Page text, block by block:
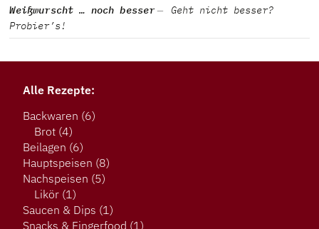
Weißwurscht … noch besser
Geht nicht besser?
Probier’s!
Alle Rezepte:
Backwaren (6)
Brot (4)
Beilagen (6)
Hauptspeisen (8)
Nachspeisen (5)
Likör (1)
Saucen & Dips (1)
Snacks & Fingerfood (1)